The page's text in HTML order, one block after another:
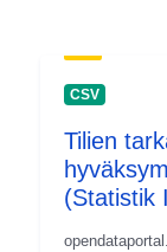
CSV
Tilien
(Statistik